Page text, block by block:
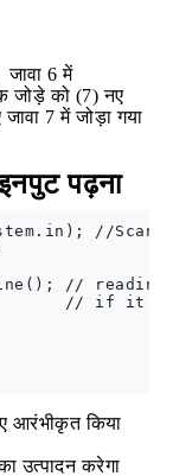
6 में
जोड़े को (7) नए
7 में जोड़ा गया
पढ़ना
//
// reading
// if it
आरंभीकृत किया
उत्पादन करेगा